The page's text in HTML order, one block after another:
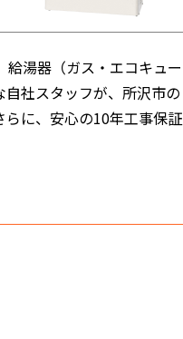
湯器（ガス・エコキュー
社スタッフが、所沢市の
に、安心の10年工事保証